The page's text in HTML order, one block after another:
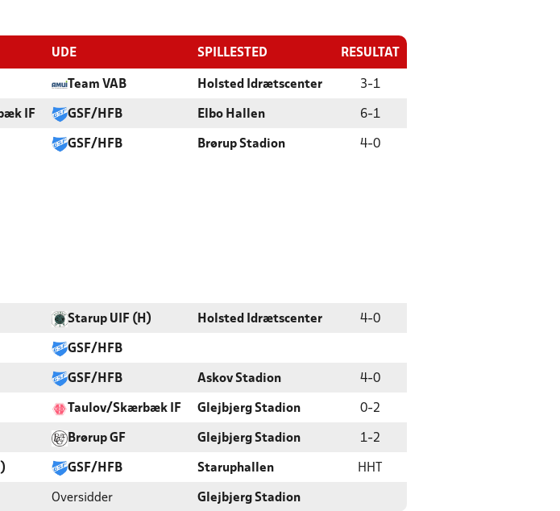
UDE SPILLESTED RESULTAT
Team VAB Holsted Idrætscenter 3-1
IF GSF/HFB Elbo Hallen 6-1
GSF/HFB Brørup Stadion 4-0
Starup UIF (H) Holsted Idrætscenter 4-0
GSF/HFB
GSF/HFB Askov Stadion 4-0
Taulov/Skærbæk IF Glejbjerg Stadion 0-2
Brørup GF Glejbjerg Stadion 1-2
GSF/HFB Staruphallen HHT
Oversidder Glejbjerg Stadion